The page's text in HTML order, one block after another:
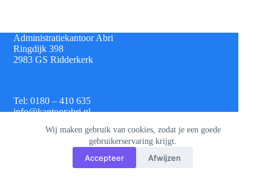
Wij maken gebruik van cookies, zodat je een goede
gebruikerservaring krijgt.
Accepteer Afwijzen
Administratiekantoor Abri
Ringdijk 398
2983 GS Ridderkerk
Tel: 0180 – 410 635
info@kantoorabri.nl
IBAN: NL 08 INGB 0693 4313 42